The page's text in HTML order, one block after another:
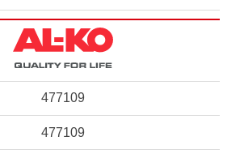
477109
477109